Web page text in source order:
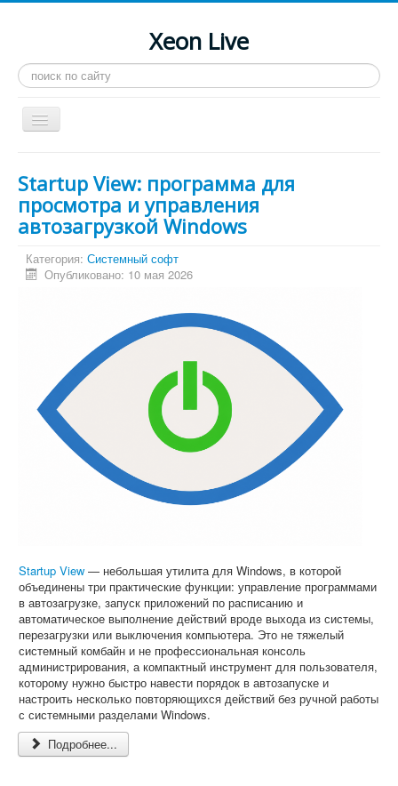
Xeon Live
Искать...
Toggle
Navigation
LGA 2011-3
LGA 2011
Процессоры
Инструкции
Конференция
Системные программы
Софт
Startup View: программа для
просмотра и управления
автозагрузкой Windows
Категория: Системный софт
Опубликовано: 10 мая 2026
Startup View — небольшая утилита для Windows, в которой
объединены три практические функции: управление программами
в автозагрузке, запуск приложений по расписанию и
автоматическое выполнение действий вроде выхода из системы,
перезагрузки или выключения компьютера. Это не тяжелый
системный комбайн и не профессиональная консоль
администрирования, а компактный инструмент для пользователя,
которому нужно быстро навести порядок в автозапуске и
настроить несколько повторяющихся действий без ручной работы
с системными разделами Windows.
Подробнее...